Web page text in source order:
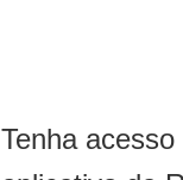
Tenha acesso